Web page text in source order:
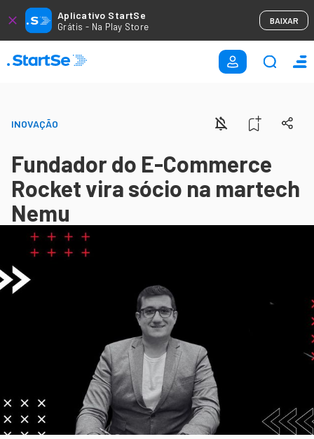
Aplicativo StartSe
Grátis - Na Play Store
BAIXAR
INOVAÇÃO
Fundador do E-Commerce
Rocket vira sócio na martech
Nemu